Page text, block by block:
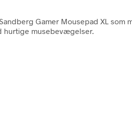
Sandberg Gamer Mousepad XL som
hurtige musebevægelser.